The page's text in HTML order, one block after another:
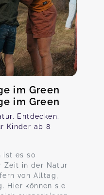
im Green
im Green
Entdecken.
Kinder ab 8
ist es so
Zeit in der Natur
von Alltag,
Hier können sie